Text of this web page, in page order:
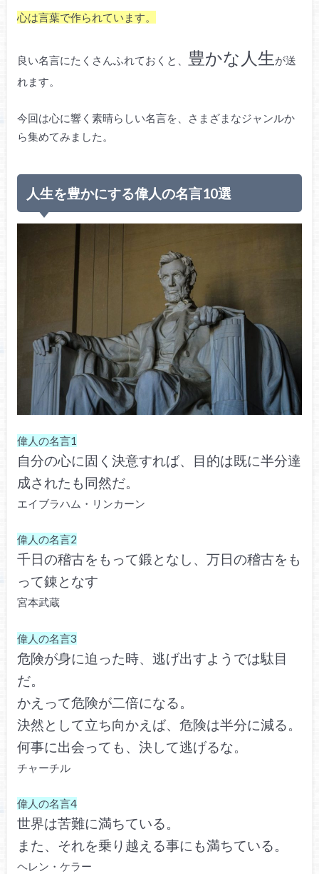
心は言葉で作られています。
良い名言にたくさんふれておくと、 豊かな人生が送
れます。
今回は心に響く素晴らしい名言を、さまざまなジャンルか
ら集めてみました。
人生を豊かにする偉人の名言10選
偉人の名言1
自分の心に固く決意すれば、目的は既に半分達
成されたも同然だ。
エイブラハム・リンカーン
偉人の名言2
千日の稽古をもって鍛となし、万日の稽古をも
って錬となす
宮本武蔵
偉人の名言3
危険が身に迫った時、逃げ出すようでは駄目
だ。
かえって危険が二倍になる。
決然として立ち向かえば、危険は半分に減る。
何事に出会っても、決して逃げるな。
チャーチル
偉人の名言4
世界は苦難に満ちている。
また、それを乗り越える事にも満ちている。
ヘレン・ケラー